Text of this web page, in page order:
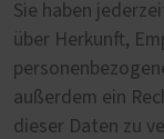
Sie haben
über Herkunft,
außerdem ein
dieser Daten zu